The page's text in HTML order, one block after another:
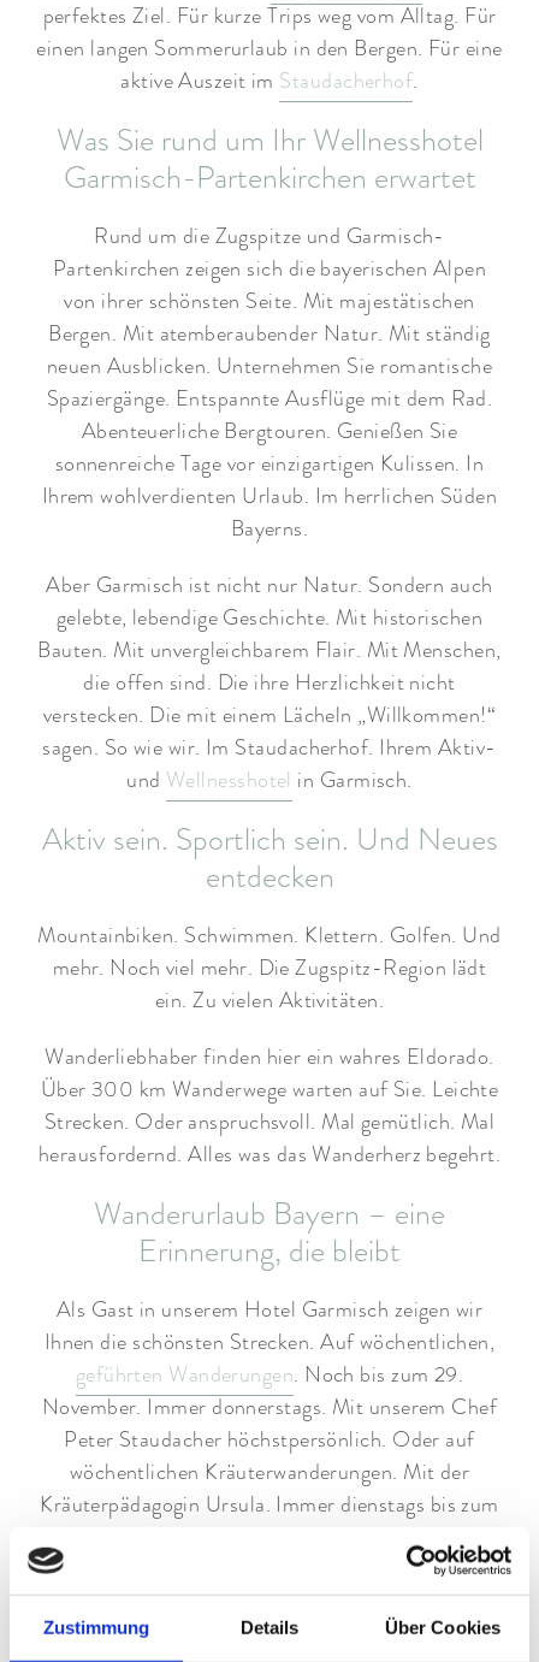
Zustimmung Details Über Cookies
perfektes Ziel. Für kurze Trips weg vom Alltag. Für
einen langen Sommerurlaub in den Bergen. Für eine
aktive Auszeit im Staudacherhof.
Was Sie rund um Ihr Wellnesshotel
Garmisch-Partenkirchen erwartet
Rund um die Zugspitze und Garmisch-
Partenkirchen zeigen sich die bayerischen Alpen
von ihrer schönsten Seite. Mit majestätischen
Bergen. Mit atemberaubender Natur. Mit ständig
neuen Ausblicken. Unternehmen Sie romantische
Spaziergänge. Entspannte Ausflüge mit dem Rad.
Abenteuerliche Bergtouren. Genießen Sie
sonnenreiche Tage vor einzigartigen Kulissen. In
Ihrem wohlverdienten Urlaub. Im herrlichen Süden
Bayerns.
Aber Garmisch ist nicht nur Natur. Sondern auch
gelebte, lebendige Geschichte. Mit historischen
Bauten. Mit unvergleichbarem Flair. Mit Menschen,
die offen sind. Die ihre Herzlichkeit nicht
verstecken. Die mit einem Lächeln „Willkommen!“
sagen. So wie wir. Im Staudacherhof. Ihrem Aktiv-
und Wellnesshotel in Garmisch.
Aktiv sein. Sportlich sein. Und Neues
entdecken
Mountainbiken. Schwimmen. Klettern. Golfen. Und
mehr. Noch viel mehr. Die Zugspitz-Region lädt
ein. Zu vielen Aktivitäten.
Wanderliebhaber finden hier ein wahres Eldorado.
Über 300 km Wanderwege warten auf Sie. Leichte
Strecken. Oder anspruchsvoll. Mal gemütlich. Mal
herausfordernd. Alles was das Wanderherz begehrt.
Wanderurlaub Bayern – eine
Erinnerung, die bleibt
Als Gast in unserem Hotel Garmisch zeigen wir
Ihnen die schönsten Strecken. Auf wöchentlichen,
geführten Wanderungen. Noch bis zum 29.
November. Immer donnerstags. Mit unserem Chef
Peter Staudacher höchstpersönlich. Oder auf
wöchentlichen Kräuterwanderungen. Mit der
Kräuterpädagogin Ursula. Immer dienstags bis zum
mit dabei sein?
Cristian nimmt Sie mit. Zum Wanderyoga. Immer
sonntags bis zum 30. September.